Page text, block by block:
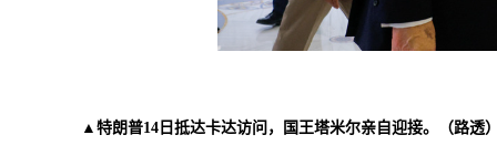
▲特朗普14日抵达卡达访问，国王塔米尔亲自迎接。（路透